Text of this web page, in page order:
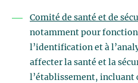
Comité de santé et de
notamment pour
l’identification et à
affecter la santé et la
l’établissement,